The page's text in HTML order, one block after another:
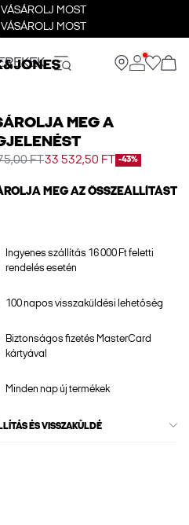
MOST
MOST
MEG A
FT33 532,50 FT -43%
MEG AZ ÖSSZEÁLLÍTÁST
Ingyenes szállítás 16 000 Ft feletti
rendelés esetén
100 napos visszaküldési lehetőség
Biztonságos fizetés MasterCard
kártyával
Minden nap új termékek
ÉS VISSZAKÜLDÉ